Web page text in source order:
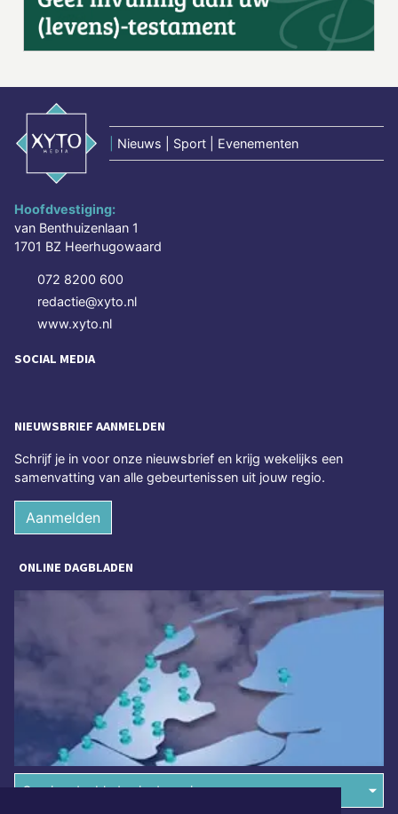
Nieuws | Sport | Evenementen
Hoofdvestiging:
van Benthuizenlaan 1
1701 BZ Heerhugowaard
072 8200 600
redactie@xyto.nl
www.xyto.nl
SOCIAL MEDIA
NIEUWSBRIEF AANMELDEN
Schrijf je in voor onze nieuwsbrief en krijg wekelijks een
samenvatting van alle gebeurtenissen uit jouw regio.
Aanmelden
ONLINE DAGBLADEN
Overige dagbladen in de regio